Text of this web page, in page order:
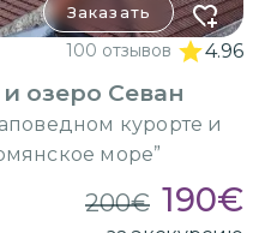
Заказать
100 отзывов 4.96
озеро Севан
курорте и
море”
200€ 190€